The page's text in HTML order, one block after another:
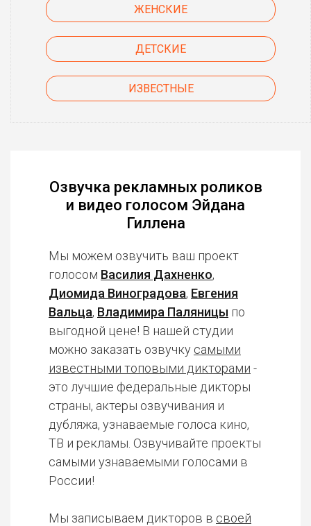
ЖЕНСКИЕ
ДЕТСКИЕ
ИЗВЕСТНЫЕ
Озвучка рекламных роликов
и видео голосом Эйдана
Гиллена
Мы можем озвучить ваш проект
голосом Василия Дахненко,
Диомида Виноградова, Евгения
Вальца, Владимира Паляницы по
выгодной цене! В нашей студии
можно заказать озвучку самыми
известными топовыми дикторами -
это лучшие федеральные дикторы
страны, актеры озвучивания и
дубляжа, узнаваемые голоса кино,
ТВ и рекламы. Озвучивайте проекты
самыми узнаваемыми голосами в
России!
Мы записываем дикторов в своей